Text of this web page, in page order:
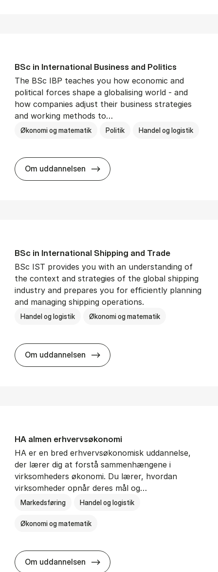
BSc in In­ter­na­tion­al Busi­ness and Polit­ics
The BSc IBP teaches you how economic and
political forces shape a globalising world - and
how companies adjust their business strategies
and working methods to…
Økonomi og matematik Politik Handel og logistik
Om uddannelsen BSc in In­ter­na­tion­al Busi­ness
BSc in In­ter­na­tion­al Ship­ping and Trade
BSc IST provides you with an understanding of
the context and strategies of the global shipping
industry and prepares you for efficiently planning
and managing shipping operations.
Handel og logistik Økonomi og matematik
Om uddannelsen BSc in In­ter­na­tion­al Ship­ping
HA al­men erhvervs­økonomi
HA er en bred erhvervsøkonomisk uddannelse,
der lærer dig at forstå sammenhængene i
virksomheders økonomi. Du lærer, hvordan
virksomheder opnår deres mål og…
Markedsføring Handel og logistik
Økonomi og matematik
Om uddannelsen HA al­men erhvervs­økonomi